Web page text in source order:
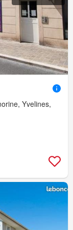
Yvelines,